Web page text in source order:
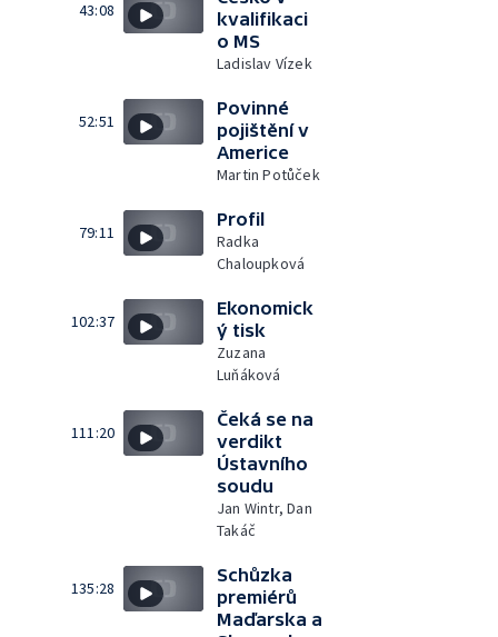
43:08
kvalifikaci
o MS
Ladislav Vízek
52:51
Povinné
pojištění v
Americe
Martin Potůček
79:11
Profil
Radka
Chaloupková
102:37
Ekonomick
ý tisk
Zuzana
Luňáková
111:20
Čeká se na
verdikt
Ústavního
soudu
Jan Wintr, Dan
Takáč
135:28
Schůzka
premiérů
Maďarska a